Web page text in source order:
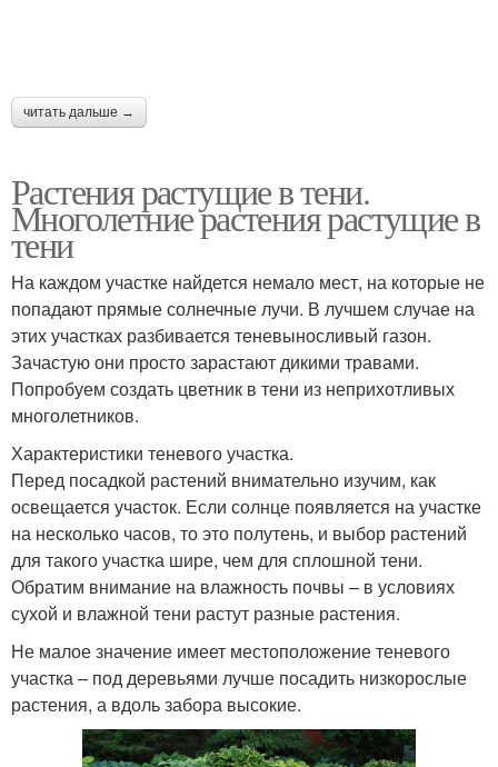
читать дальше →
Растения растущие в тени.
Многолетние растения растущие в
тени
На каждом участке найдется немало мест, на которые не
попадают прямые солнечные лучи. В лучшем случае на
этих участках разбивается теневыносливый газон.
Зачастую они просто зарастают дикими травами.
Попробуем создать цветник в тени из неприхотливых
многолетников.
Характеристики теневого участка.
Перед посадкой растений внимательно изучим, как
освещается участок. Если солнце появляется на участке
на несколько часов, то это полутень, и выбор растений
для такого участка шире, чем для сплошной тени.
Обратим внимание на влажность почвы – в условиях
сухой и влажной тени растут разные растения.
Не малое значение имеет местоположение теневого
участка – под деревьями лучше посадить низкорослые
растения, а вдоль забора высокие.